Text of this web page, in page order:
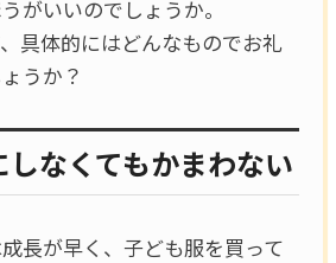
がいいのでしょうか。
具体的にはどんなものでお礼
うか？
なくてもかまわない
長が早く、子ども服を買って